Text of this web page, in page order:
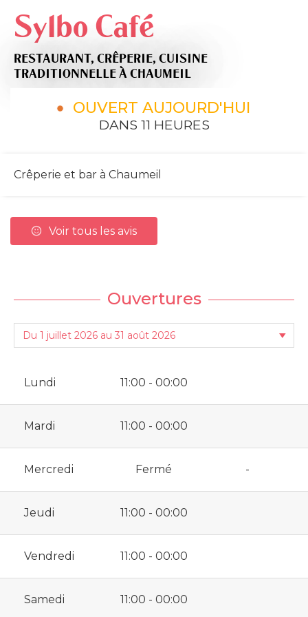
Sylbo Café
RESTAURANT, CRÊPERIE, CUISINE
TRADITIONNELLE À CHAUMEIL
OUVERT AUJOURD'HUI
DANS 11 HEURES
Crêperie et bar à Chaumeil
Voir tous les avis
Ouvertures
Lundi 11:00 - 00:00
Mardi 11:00 - 00:00
Mercredi Fermé -
Jeudi 11:00 - 00:00
Vendredi 11:00 - 00:00
Samedi 11:00 - 00:00